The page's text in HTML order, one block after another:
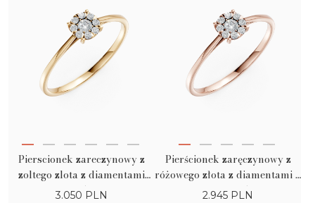
Pierscionek zareczynowy z
zoltego zlota z diamentami
0.15ct
3.050 PLN
Pierścionek zaręczynowy z
różowego złota z diamentami o
masie 0.15ct
2.945 PLN